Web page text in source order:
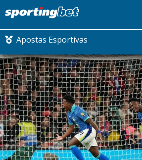
Apostas Esportivas
CONMEBOL LIBERTADORES
FUTEBOL NACIONAL
FUTEBOL INTERNACIONAL